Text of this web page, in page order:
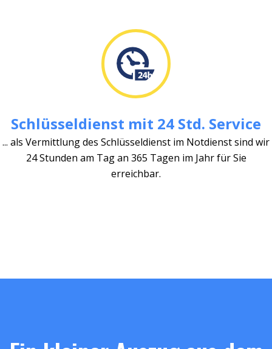
Schlüsseldienst mit 24 Std. Service
... als Vermittlung des Schlüsseldienst im Notdienst sind wir
24 Stunden am Tag an 365 Tagen im Jahr für Sie
erreichbar.